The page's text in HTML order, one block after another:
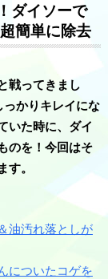
ダイソーで
簡単に除去
戦ってきまし
かりキレイにな
いた時に、ダイ
のを！今回はそ
。
油汚れ落としが
についたコゲを